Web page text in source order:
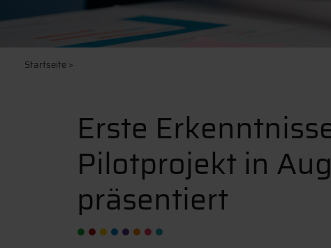
Startseite>
Erste
Pilotprojekt in
präsentiert